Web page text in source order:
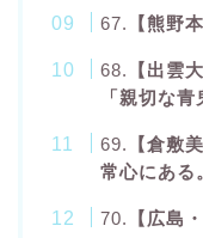
67. 【熊野
68.
【出雲
「親切な青
69.
【倉敷
常心にある
70. 【広島